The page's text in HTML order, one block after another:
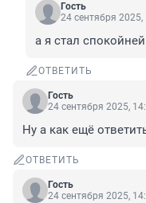
Гость
24 сентября 2025,
а я стал
ОТВЕТИТЬ
Гость
24 сентября 2025,
Ну а как ещё
ОТВЕТИТЬ
Гость
24 сентября 2025,